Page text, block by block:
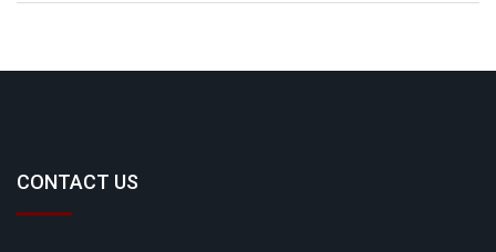
CONTACT US